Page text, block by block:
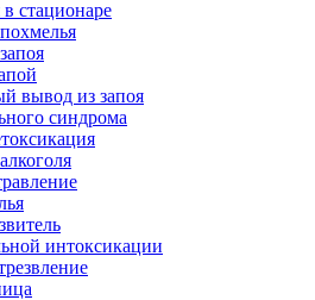
стационаре
вывод из запоя
синдрома
интоксикации